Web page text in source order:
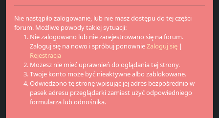
Nie nastąpiło zalogowanie, lub nie masz dostępu do tej części
forum. Możliwe powody takiej sytuacji:
Nie zalogowano lub nie zarejestrowano się na forum.
Zaloguj się na nowo i spróbuj ponownieZaloguj się |
Rejestracja
Możesz nie mieć uprawnień do oglądania tej strony.
Twoje konto może być nieaktywne albo zablokowane.
Odwiedzono tę stronę wpisując jej adres bezpośrednio w
pasek adresu przeglądarki zamiast użyć odpowiedniego
formularza lub odnośnika.